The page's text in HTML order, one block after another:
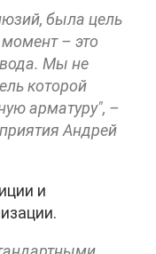
была цель
– это
Мы не
которой
арматуру", –
Андрей
и